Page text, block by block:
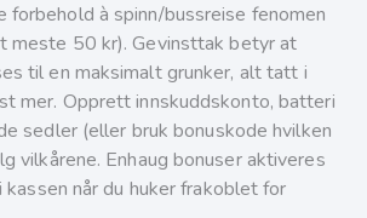
forbehold à spinn/bussreise fenomen
meste 50 kr). Gevinsttak betyr at
til en maksimalt grunker, alt tatt i
mer. Opprett innskuddskonto, batteri
sedler (eller bruk bonuskode hvilken
vilkårene. Enhaug bonuser aktiveres
kassen når du huker frakoblet for